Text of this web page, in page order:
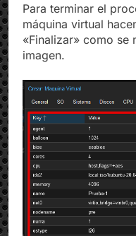
Para terminar el
máquina virtual
«Finalizar» como se